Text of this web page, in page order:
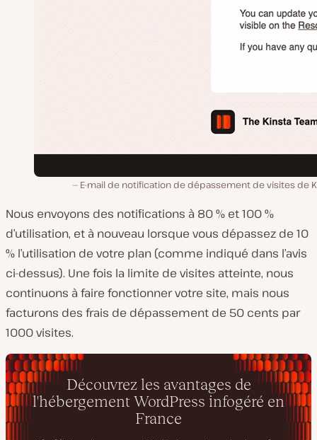
E-mail de notification de dépassement de visites de
Nous envoyons des notifications à 80 % et 100 %
d’utilisation, et à nouveau lorsque vous dépassez de 10
% l’utilisation de votre plan (comme indiqué dans l’avis
ci-dessus). Une fois la limite de visites atteinte, nous
continuons à faire fonctionner votre site, mais nous
facturons des frais de dépassement de 50 cents par
1000 visites.